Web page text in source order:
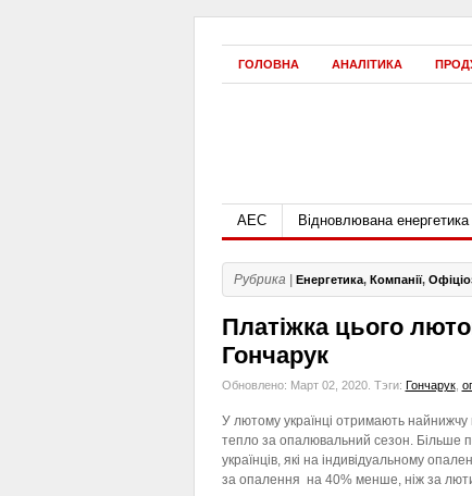
ГОЛОВНА АНАЛІТИКА
АЕС Відновлювана енергетика
Рубрика | Енергетика, Компанії,
Платіжка цього
Гончарук
Обновлено: Март 02, 2020. Тэги: Гончарук,
У лютому українці отримають найнижчу
тепло за опалювальний сезон. Більше
українців, які на індивідуальному
за опалення на 40% менше, ніж за